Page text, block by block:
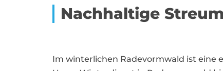
Nachhaltige
Im winterlichen Radevormwald ist eine